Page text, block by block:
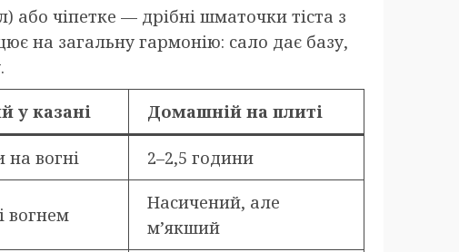
або чіпетке — дрібні шматочки тіста з
на загальну гармонію: сало дає базу,
у казані Домашній на плиті
на вогні 2–2,5 години
вогнем
Насичений, але
м’якший